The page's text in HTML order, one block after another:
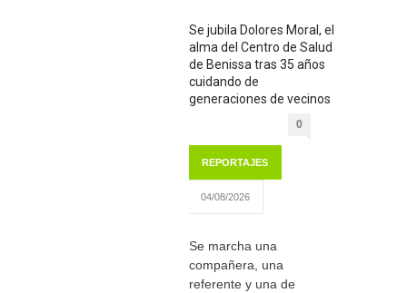
Se jubila Dolores Moral, el
alma del Centro de Salud
de Benissa tras 35 años
cuidando de
generaciones de vecinos
0
REPORTAJES
04/08/2026
Se marcha una
compañera, una
referente y una de